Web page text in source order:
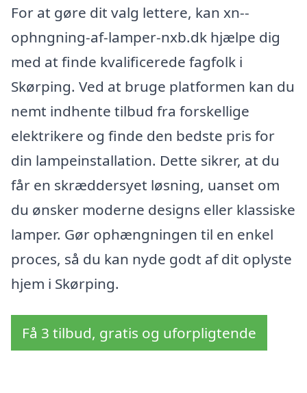
For at gøre dit valg lettere, kan xn--
ophngning-af-lamper-nxb.dk hjælpe dig
med at finde kvalificerede fagfolk i
Skørping. Ved at bruge platformen kan du
nemt indhente tilbud fra forskellige
elektrikere og finde den bedste pris for
din lampeinstallation. Dette sikrer, at du
får en skræddersyet løsning, uanset om
du ønsker moderne designs eller klassiske
lamper. Gør ophængningen til en enkel
proces, så du kan nyde godt af dit oplyste
hjem i Skørping.
Få 3 tilbud, gratis og uforpligtende